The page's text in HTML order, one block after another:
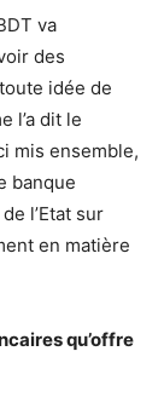
va
des
idée de
l’a dit le
mis ensemble,
banque
l’Etat sur
en matière
qu’offre